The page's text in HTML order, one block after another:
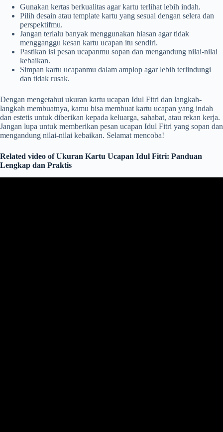
Gunakan kertas berkualitas agar kartu terlihat lebih indah.
Pilih desain atau template kartu yang sesuai dengan selera dan
perspektifmu.
Jangan terlalu banyak menggunakan hiasan agar tidak
mengganggu kesan kartu ucapan itu sendiri.
Pastikan isi pesan ucapanmu sopan dan mengandung nilai-nilai
kebaikan.
Simpan kartu ucapanmu dalam amplop agar lebih terlindungi
dan tidak rusak.
Dengan mengetahui ukuran kartu ucapan Idul Fitri dan langkah-
langkah membuatnya, kamu bisa membuat kartu ucapan yang indah
dan estetis untuk diberikan kepada keluarga, sahabat, atau rekan kerja.
Jangan lupa untuk memberikan pesan ucapan Idul Fitri yang sopan dan
mengandung nilai-nilai kebaikan. Selamat mencoba!
Related video of Ukuran Kartu Ucapan Idul Fitri: Panduan
Lengkap dan Praktis